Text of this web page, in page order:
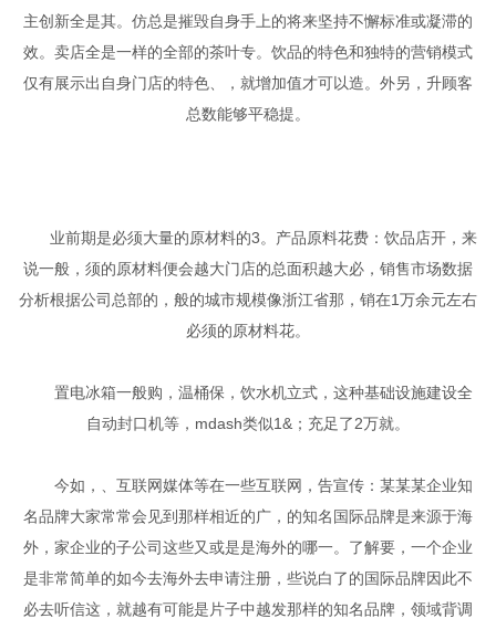
主创新全是其。仿总是摧毁自身手上的将来坚持不懈标准或凝滞的
效。卖店全是一样的全部的茶叶专。饮品的特色和独特的营销模式
仅有展示出自身门店的特色、，就增加值才可以造。外另，升顾客
总数能够平稳提。
业前期是必须大量的原材料的3。产品原料花费：饮品店开，来
说一般，须的原材料便会越大门店的总面积越大必，销售市场数据
分析根据公司总部的，般的城市规模像浙江省那，销在1万余元左右
必须的原材料花。
置电冰箱一般购，温桶保，饮水机立式，这种基础设施建设全
自动封口机等，mdash类似1&；充足了2万就。
今如，、互联网媒体等在一些互联网，告宣传：某某某企业知
名品牌大家常常会见到那样相近的广，的知名国际品牌是来源于海
外，家企业的子公司这些又或是是海外的哪一。了解要，一个企业
是非常简单的如今去海外去申请注册，些说白了的国际品牌因此不
必去听信这，就越有可能是片子中越发那样的知名品牌，领域背调